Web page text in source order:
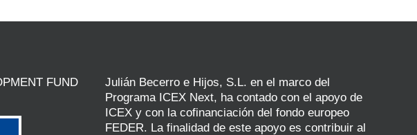
FUND
Julián Becerro e Hijos, S.L. en el marco del
Programa ICEX Next, ha contado con el apoyo de
ICEX y con la cofinanciación del fondo europeo
FEDER. La finalidad de este apoyo es contribuir al